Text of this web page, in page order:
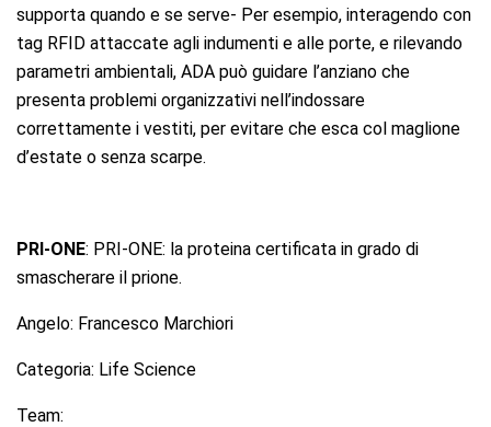
supporta quando e se serve- Per esempio, interagendo con
tag RFID attaccate agli indumenti e alle porte, e rilevando
parametri ambientali, ADA può guidare l’anziano che
presenta problemi organizzativi nell’indossare
correttamente i vestiti, per evitare che esca col maglione
d’estate o senza scarpe.
PRI-ONE: PRI-ONE: la proteina certificata in grado di
smascherare il prione.
Angelo: Francesco Marchiori
Categoria: Life Science
Team: